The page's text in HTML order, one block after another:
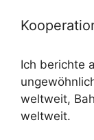
Ich berichte
weltweit,
weltweit.